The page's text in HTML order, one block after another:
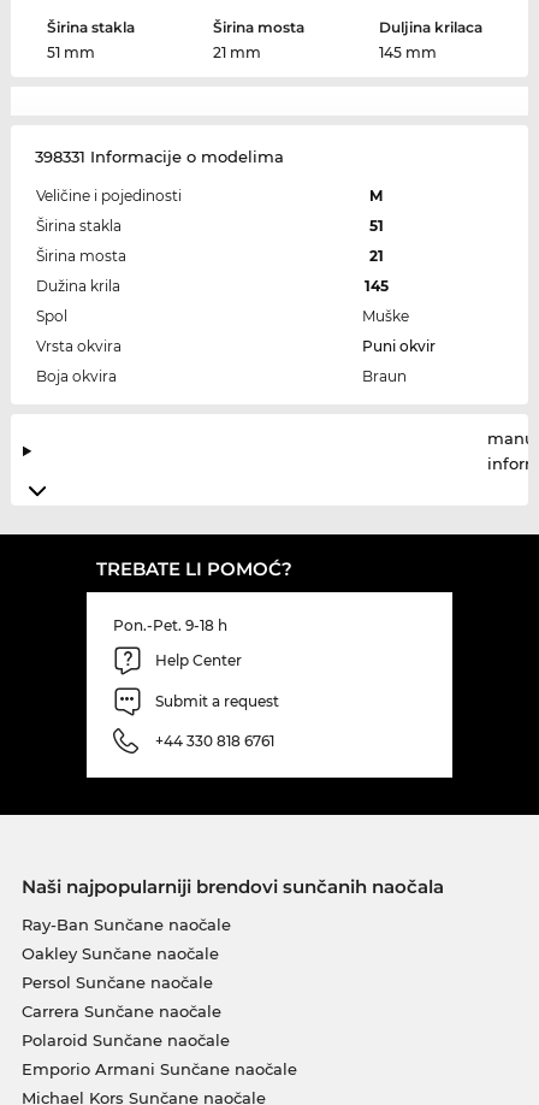
Širina stakla
51 mm
Širina mosta
21 mm
Duljina krilaca
145 mm
398331 Informacije o modelima
Veličine i pojedinosti
M
Širina stakla
51
Širina mosta
21
Dužina krila
145
Spol
Muške
Vrsta okvira
Puni okvir
Boja okvira
Braun
TREBATE LI POMOĆ?
Pon.-Pet. 9-18 h
Help Center
Submit a request
+44 330 818 6761
Naši najpopularniji brendovi sunčanih naočala
Ray-Ban Sunčane naočale
Oakley Sunčane naočale
Persol Sunčane naočale
Carrera Sunčane naočale
Polaroid Sunčane naočale
Emporio Armani Sunčane naočale
Michael Kors Sunčane naočale